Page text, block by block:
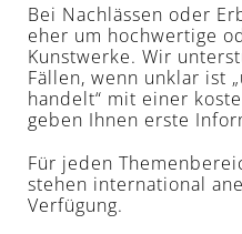
Bei Nachlässen oder
eher um hochwertige
Kunstwerke. Wir
Fällen, wenn unklar ist
handelt“ mit einer
geben Ihnen erste
Für jeden
stehen international
Verfügung.